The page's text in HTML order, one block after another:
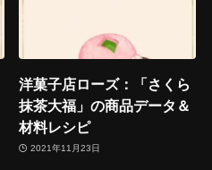
洋菓子店ローズ：「さくら
抹茶大福」の商品データ＆
材料レシピ
2021年11月23日